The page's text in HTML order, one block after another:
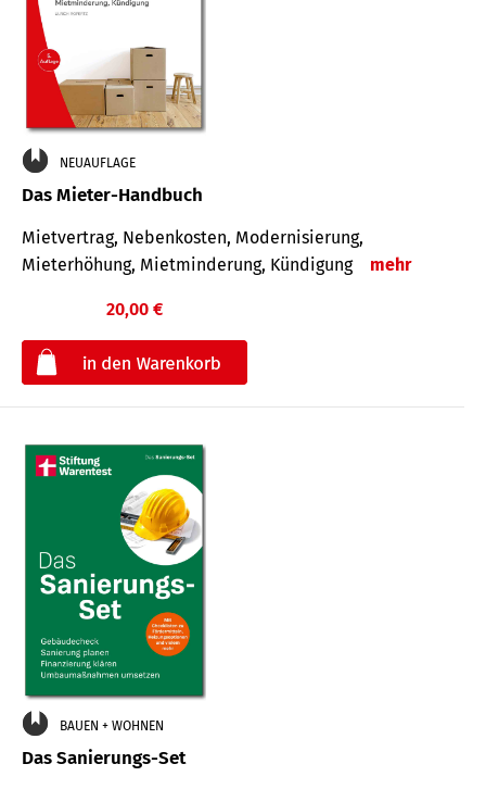
NEUAUFLAGE
Das Mieter-Handbuch
Mietvertrag, Nebenkosten, Modernisierung,
Mieterhöhung, Mietminderung, Kündigung
mehr
20,00 €
BAUEN + WOHNEN
Das Sanierungs-Set